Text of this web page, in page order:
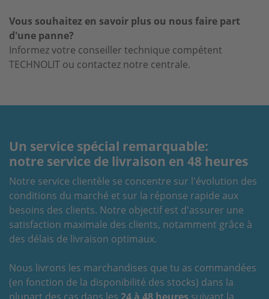
Vous souhaitez en savoir plus ou nous faire part
d'une panne?
Informez votre conseiller technique compétent
TECHNOLIT ou contactez notre centrale.
Un service spécial remarquable:
notre service de livraison en 48 heures
Notre service clientèle se concentre sur l'évolution des
conditions du marché et sur la réponse rapide aux
besoins des clients. Notre objectif est d'assurer une
satisfaction maximale des clients, notamment grâce à
des délais de livraison optimaux.
Nous livrons les marchandises que tu as commandées
(en fonction de la disponibilité des stocks) dans la